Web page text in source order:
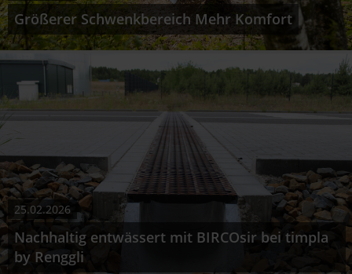
Größerer Schwenkbereich Mehr Komfort
25.02.2026
Nachhaltig entwässert mit BIRCOsir bei timpla
by Renggli